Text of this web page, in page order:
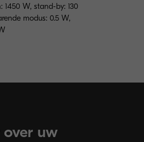
1450 W, stand-by: 130
modus: 0.5 W,
over uw